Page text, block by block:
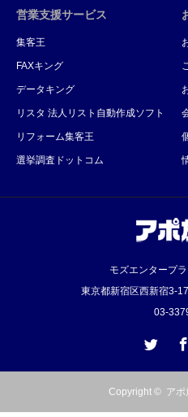
営業支援サービス
集客王
FAXキング
データキング
リスタ 法人リスト自動作成ソフト
リフォーム集客王
選挙調査ドットコム
モズエンタープ
東京都新宿区西新宿
03-
Copyright © ア